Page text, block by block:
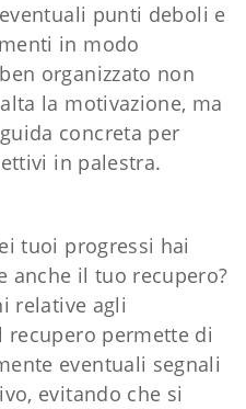
punti deboli e
in modo
organizzato non
la motivazione, ma
concreta per
in palestra.
tuoi progressi hai
anche il tuo recupero?
relative agli
permette di
eventuali segnali
evitando che si